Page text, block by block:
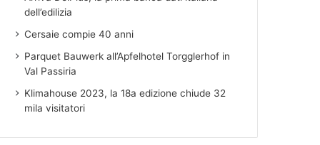
dell’edilizia
Cersaie compie 40 anni
Parquet Bauwerk all’Apfelhotel Torgglerhof in
Val Passiria
Klimahouse 2023, la 18a edizione chiude 32
mila visitatori